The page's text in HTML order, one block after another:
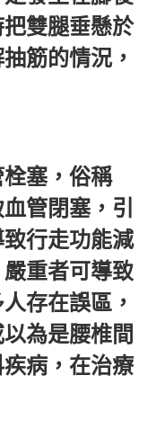
雙腿垂懸於
筋的情況，
塞，俗稱
管閉塞，引
行走功能減
重者可導致
存在誤區，
為是腰椎間
病，在治療